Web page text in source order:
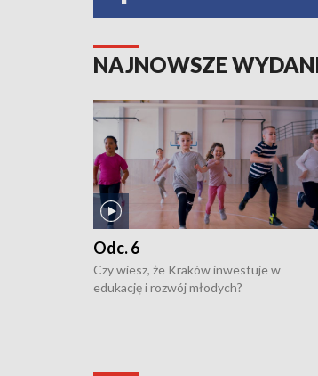
NAJNOWSZE
Odc. 6
Czy wiesz, że Kraków inwestuje w
edukację i rozwój młodych?